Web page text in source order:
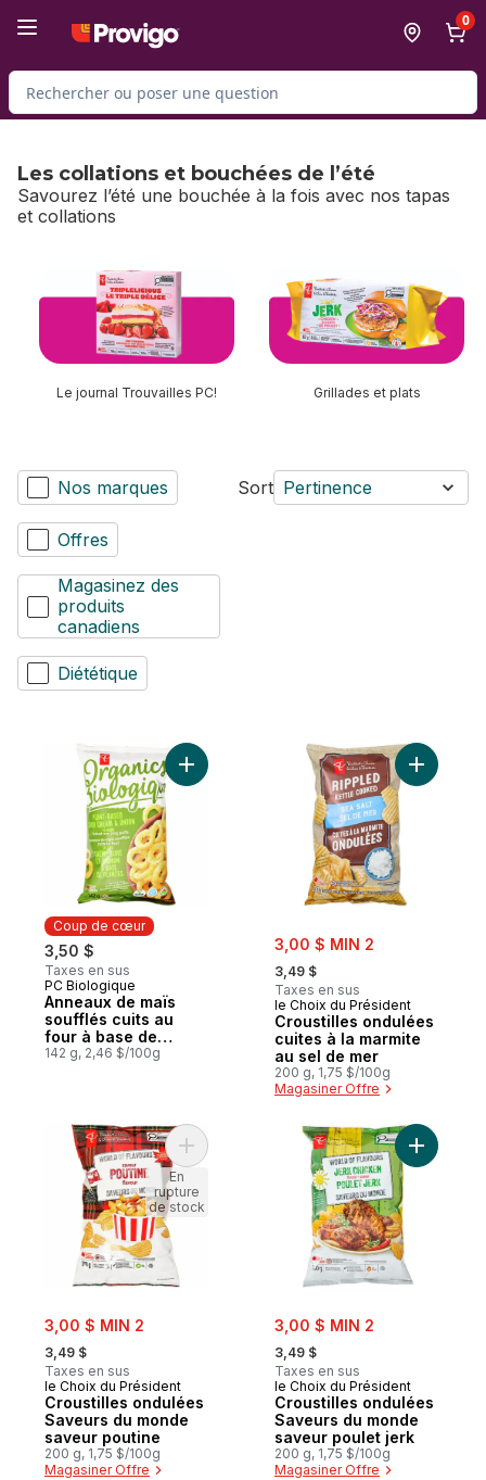
0
Rechercher des produits
Les collations et bouchées de l’été
Savourez l’été une bouchée à la fois avec nos tapas
et collations
Le journal Trouvailles PC! Grillades et plats
Nos marques
Offres
Magasinez des
produits
canadiens
Diététique
Sort Pertinence
Coup de cœur
3,50 $
Taxes en sus
Coup de cœur
PC Biologique
Anneaux de maïs
soufflés cuits au
four à base de
plantes, saveur
142 g, 2,46 $/100g
Ajouter Anneaux de maïs soufflés cuits
sale:
3,00 $ MIN 2
, formerly:
3,49 $
Taxes en sus
le Choix du Président
Croustilles ondulées
cuites à la marmite
au sel de mer
200 g, 1,75 $/100g
Magasiner Offre
Ajouter
sale:
3,00 $ MIN 2
, formerly:
3,49 $
Taxes en sus
le Choix du Président
Croustilles ondulées
Saveurs du monde
saveur poutine
200 g, 1,75 $/100g
Magasiner Offre
Ajouter Croustilles ondulées Saveurs du
En
rupture
de stock
sale:
3,00 $ MIN 2
, formerly:
3,49 $
Taxes en sus
le Choix du Président
Croustilles ondulées
Saveurs du monde
saveur poulet jerk
200 g, 1,75 $/100g
Magasiner Offre
Ajouter